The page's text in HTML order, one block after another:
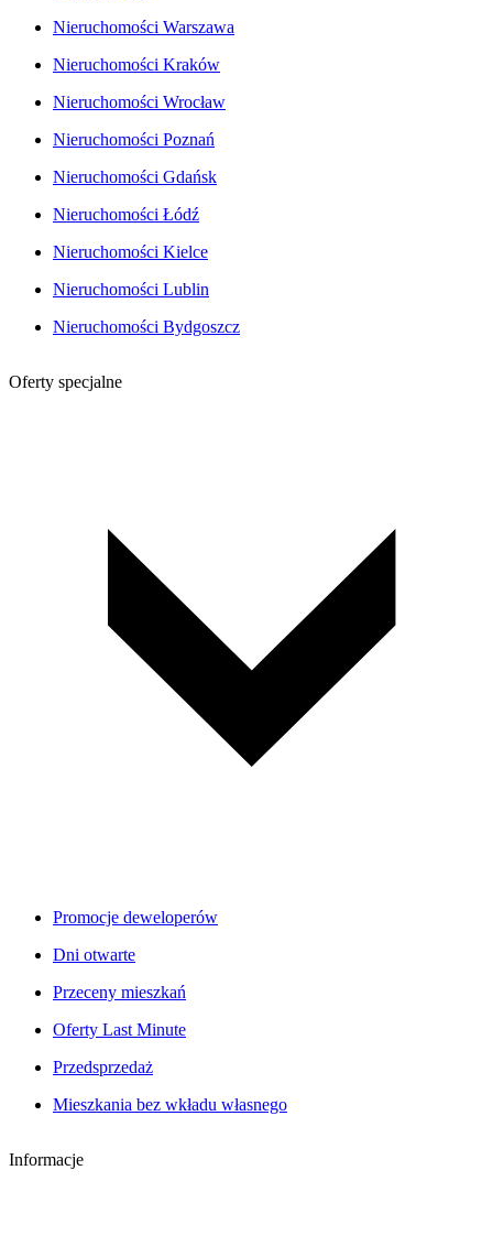
Nieruchomości Warszawa
Nieruchomości Kraków
Nieruchomości Wrocław
Nieruchomości Poznań
Nieruchomości Gdańsk
Nieruchomości Łódź
Nieruchomości Kielce
Nieruchomości Lublin
Nieruchomości Bydgoszcz
Oferty specjalne
Promocje deweloperów
Dni otwarte
Przeceny mieszkań
Oferty Last Minute
Przedsprzedaż
Mieszkania bez wkładu własnego
Informacje